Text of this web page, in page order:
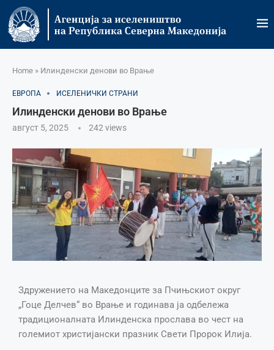
Home » Илинденски денови во Врање
ЕВРОПА ИСЕЛЕНИЧКИ СТРАНИ
Илинденски денови во Врање
август 5, 2025 242 views
Здружението на Македонците за Пчињскиот округ
„Гоце Делчев“ во Врање и годинава ја одбележа
традиционалната Илинденска прослава во чест на
големиот христијански празник Свети Пророк Илија.